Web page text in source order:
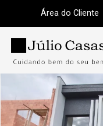
Área do Cliente